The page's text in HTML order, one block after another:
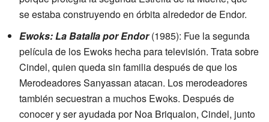
se estaba construyendo en órbita alrededor de Endor.
Ewoks: La Batalla por Endor(1985): Fue la segunda
película de los Ewoks hecha para televisión. Trata sobre
Cindel, quien queda sin familia después de que los
Merodeadores Sanyassan atacan. Los merodeadores
también secuestran a muchos Ewoks. Después de
conocer y ser ayudada por Noa Briqualon, Cindel, junto